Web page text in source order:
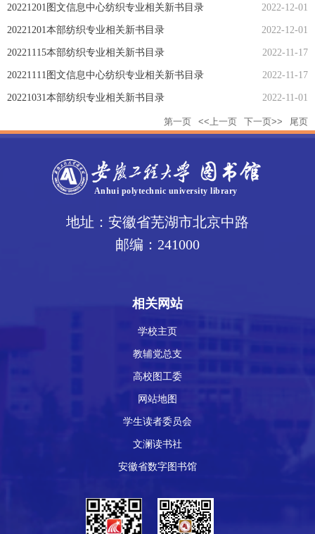
20221201图文信息中心纺织专业相关新书目录 2022-12-01
20221201本部纺织专业相关新书目录 2022-12-01
20221115本部纺织专业相关新书目录 2022-11-17
20221111图文信息中心纺织专业相关新书目录 2022-11-17
20221031本部纺织专业相关新书目录 2022-11-01
第一页 <<上一页 下一页>> 尾页
地址：安徽省芜湖市北京中路
邮编：241000
相关网站
学校主页
教辅党总支
高校图工委
网站地图
学生读者委员会
文澜读书社
安徽省数字图书馆